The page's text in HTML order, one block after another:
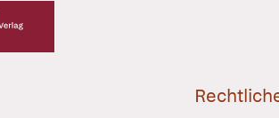
Verlag Logo